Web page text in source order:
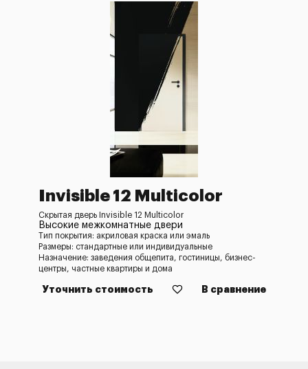
Invisible 12 Multicolor
Скрытая дверь Invisible 12 Multicolor
Высокие межкомнатные двери
Тип покрытия: акриловая краска или эмаль
Размеры: стандартные или индивидуальные
Назначение: заведения общепита, гостиницы, бизнес-
центры, частные квартиры и дома
Уточнить стоимость В сравнение